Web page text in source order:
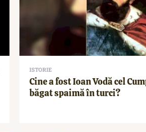
ISTORIE
Cine a fost Ioan Vodă cel
băgat spaimă în turci?